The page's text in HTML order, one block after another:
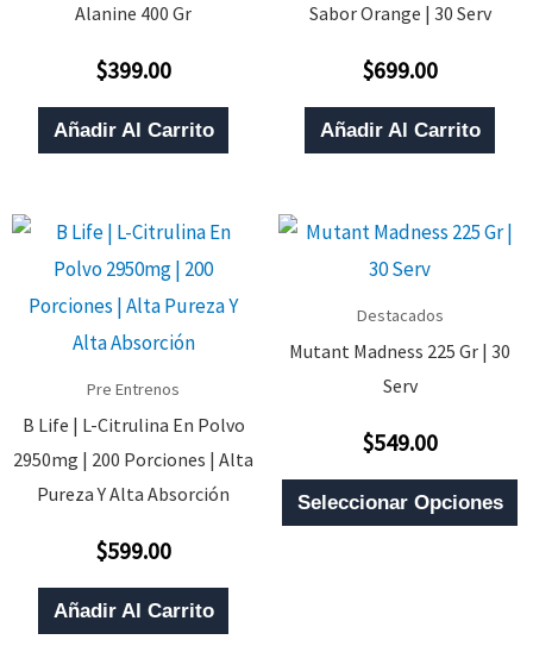
Alanine 400 Gr
Valorado
0
De
5
$399.00
Añadir Al Carrito
Sabor Orange | 30 Serv
Valorado
0
De
5
$699.00
Añadir Al Carrito
Pre Entrenos
B Life | L-Citrulina En Polvo
2950mg | 200 Porciones | Alta
Pureza Y Alta Absorción
Valorado
0
De
5
$599.00
Añadir Al Carrito
Destacados
Mutant Madness 225 Gr | 30
Serv
Valorado
0
De
5
$549.00
Seleccionar Opciones